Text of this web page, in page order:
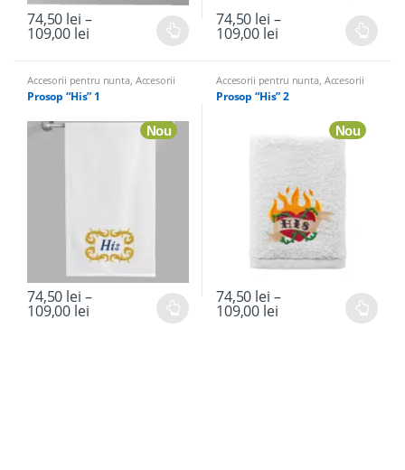
74,50 lei –
109,00 lei
74,50 lei –
109,00 lei
Accesorii pentru nunta, Accesorii
Petrecerea Burlacitelor ,
Prosop “His” 1
Nou
74,50 lei –
109,00 lei
Accesorii pentru nunta, Accesorii
Petrecerea Burlacitelor ,
Prosop “His” 2
Nou
74,50 lei –
109,00 lei